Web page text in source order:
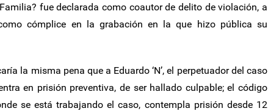
fue declarada como coautor de delito de violación, a
cómplice en la grabación en la que hizo pública su
la misma pena que a Eduardo ‘N’, el perpetuador del caso
en prisión preventiva, de ser hallado culpable; el código
se está trabajando el caso, contempla prisión desde 12